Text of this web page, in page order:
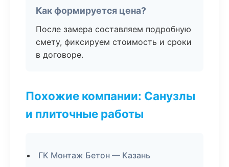
Как формируется цена?
После замера составляем подробную
смету, фиксируем стоимость и сроки
в договоре.
Похожие компании: Санузлы
и плиточные работы
ГК Монтаж Бетон — Казань